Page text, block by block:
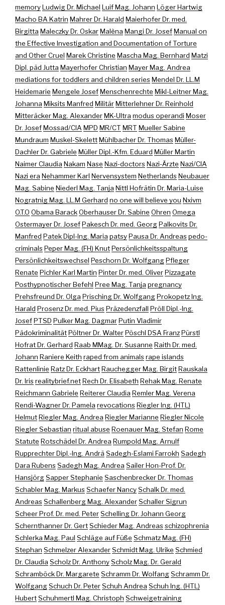
memoryLudwig Dr. Michael Luif Mag. Johann Löger Hartwig
Macho BA Katrin Mahrer Dr. Harald Maierhofer Dr. med.
Birgitta Maleczky Dr. OskarMalèna Mangi Dr. JosefManual on
the Effective Investigation and Documentation of Torture
and Other Cruel Marek Christine Mascha Mag. Bernhard Matzi
Dipl. päd Jutta Mayerhofer Christian Mayer Mag. Andrea
mediations for toddlers and children seriesMendel Dr. LL.M
Heidemarie Mengele JosefMenschenrechte Mikl-Leitner Mag.
Johanna Miksits Manfred MilitärMitterlehner Dr. Reinhold
Mitteräcker Mag. AlexanderMK-Ultra modus operandi Moser
Dr. JosefMossad/CIA MPD MR/CT MRT Mueller Sabine
Mundraum Muskel-SkelettMühlbacher Dr. ThomasMüller-
Dachler Dr. Gabriele Müller Dipl.-Kfm. Eduard Müller Martin
Naimer Claudia Nakam Nase Nazi-doctorsNazi-Ärzte Nazi/CIA
Nazi era Nehammer Karl Nervensystem NetherlandsNeubauer
Mag. Sabine Niederl Mag. Tanja Nittl Hofrätin Dr. Maria-Luise
Nogratnig Mag. LL.M Gerhard no one will believe you Nxivm
O.T.O Obama BarackOberhauser Dr. Sabine Ohren Omega
Ostermayer Dr. JosefPakesch Dr. med. GeorgPalkovits Dr.
Manfred Patek Dipl-Ing. Maria patsyPausa Dr. Andreaspedo-
criminalsPeper Mag. (FH) KnutPersönlichkeitsspaltung
Persönlichkeitswechsel Peschorn Dr. WolfgangPfleger
Renate Pichler Karl Martin Pinter Dr. med. OliverPizzagate
Posthypnotischer Befehl Pree Mag. Tanja pregnancy
Prehsfreund Dr. Olga Prisching Dr. WolfgangProkopetz Ing.
Harald Prosenz Dr. med. PiusPräzedenzfall Pröll Dipl.-Ing.
JosefPTSD Pulker Mag. DagmarPutin Vladimir
PädokriminalitätPöltner Dr. WalterPöschl DSA FranzPürstl
Hofrat Dr. Gerhard Raab MMag. Dr. Susanne Raith Dr. med.
Johann Raniere Keith raped from animalsrape islands
Rattenlinie Ratz Dr. EckhartRauchegger Mag. BirgitRauskala
Dr. Irisrealitybrief.netRech Dr. Elisabeth Rehak Mag. Renate
Reichmann Gabriele Reiterer Claudia Remler Mag. Verena
Rendi-Wagner Dr. Pamela revocationsRiegler Ing. (HTL)
HelmutRiegler Mag. Andrea Riegler Marianne Riegler Nicole
Riegler Sebastian ritual abuse Roenauer Mag. Stefan Rome
Statute Rotschädel Dr. Andrea Rumpold Mag. Arnulf
Rupprechter Dipl.-Ing. Andrä Sadegh-Eslami Farrokh Sadegh
Dara RubensSadegh Mag. Andrea Sailer Hon-Prof. Dr.
HansjörgSapper Stephanie Saschenbrecker Dr. Thomas
Schabler Mag. MarkusSchaefer NancySchalk Dr. med.
AndreasSchallenberg Mag. AlexanderSchaller Sigrun
Scheer Prof. Dr. med. PeterSchelling Dr. Johann Georg
Schernthanner Dr. GertSchieder Mag. Andreasschizophrenia
Schlerka Mag. Paul Schläge auf Füße Schmatz Mag. (FH)
Stephan Schmelzer AlexanderSchmidt Mag. Ulrike Schmied
Dr. Claudia Scholz Dr. AnthonyScholz Mag. Dr. Gerald
Schramböck Dr. Margarete Schramm Dr. WolfangSchramm Dr.
WolfgangSchuch Dr. PeterSchuh Andrea Schuh Ing. (HTL)
HubertSchuhmertl Mag. Christoph Schweigetraining